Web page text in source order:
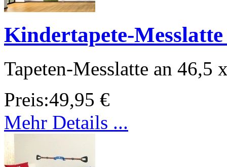
Kindertapete-
Tapeten-Messlatte an 46,5
Preis:49,95 €
Mehr Details ...